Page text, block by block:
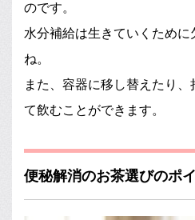
のです。
水分補給は生きていくために
ね。
また、容器に移し替えたり
て飲むことができます。
便秘解消のお茶選びのポ